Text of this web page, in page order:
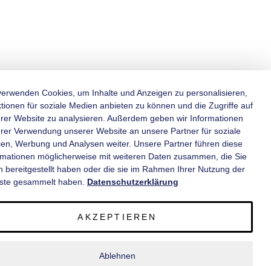
KATEGORIEN
INFORMATIONEN
Cookies, um Inhalte und Anzeigen zu personalisieren,
für soziale Medien anbieten zu können und die Zugriffe auf
Website zu analysieren. Außerdem geben wir Informationen
Verwendung unserer Website an unsere Partner für soziale
Werbung und Analysen weiter. Unsere Partner führen diese
möglicherweise mit weiteren Daten zusammen, die Sie
bereitgestellt haben oder die sie im Rahmen Ihrer Nutzung der
gesammelt haben. Datenschutzerklärung
AKZEPTIEREN
Ablehnen